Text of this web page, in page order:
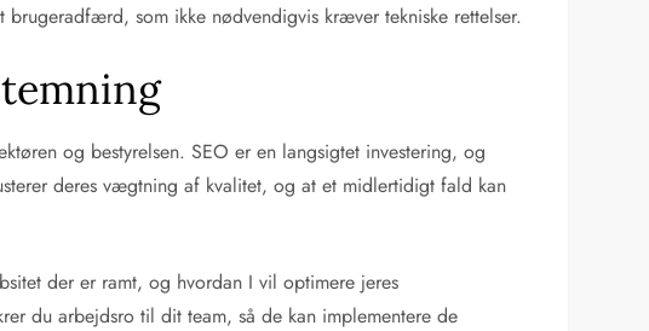
som ikke nødvendigvis kræver tekniske rettelser.
og bestyrelsen. SEO er en langsigtet investering, og
deres vægtning af kvalitet, og at et midlertidigt fald kan
der er ramt, og hvordan I vil optimere jeres
du arbejdsro til dit team, så de kan implementere de